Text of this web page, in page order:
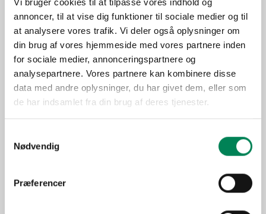
annoncer, til at vise dig funktioner til sociale medier og til
at analysere vores trafik. Vi deler også oplysninger om
din brug af vores hjemmeside med vores partnere inden
for sociale medier, annonceringspartnere og
analysepartnere. Vores partnere kan kombinere disse
data med andre oplysninger, du har givet dem, eller som
de har indsamlet fra din brug af deres tjenester.
Nødvendig
Præferencer
Season(s)
Function
Pictures